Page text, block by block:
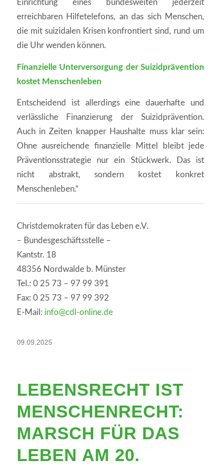
Einrichtung eines bundesweiten jederzeit
erreichbaren Hilfetelefons, an das sich Menschen,
die mit suizidalen Krisen konfrontiert sind, rund um
die Uhr wenden können.
Finanzielle Unterversorgung der Suizidprävention
kostet Menschenleben
Entscheidend ist allerdings eine dauerhafte und
verlässliche Finanzierung der Suizidprävention.
Auch in Zeiten knapper Haushalte muss klar sein:
Ohne ausreichende finanzielle Mittel bleibt jede
Präventionsstrategie nur ein Stückwerk. Das ist
nicht abstrakt, sondern kostet konkret
Menschenleben.“
Christdemokraten für das Leben e.V.
– Bundesgeschäftsstelle –
Kantstr. 18
48356 Nordwalde b. Münster
Tel.: 0 25 73 – 97 99 391
Fax: 0 25 73 – 97 99 392
E-Mail: info@cdl-online.de
09.09.2025
LEBENSRECHT IST
MENSCHENRECHT:
MARSCH FÜR DAS
LEBEN AM 20.